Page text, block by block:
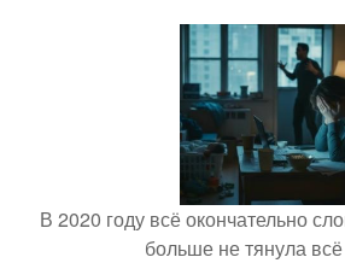
В 2020 году всё окончательно
больше не тянула